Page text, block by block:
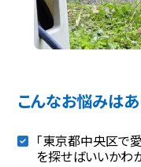
こんなお悩みはあ
「東京都中央区で
を探せばいいかわ